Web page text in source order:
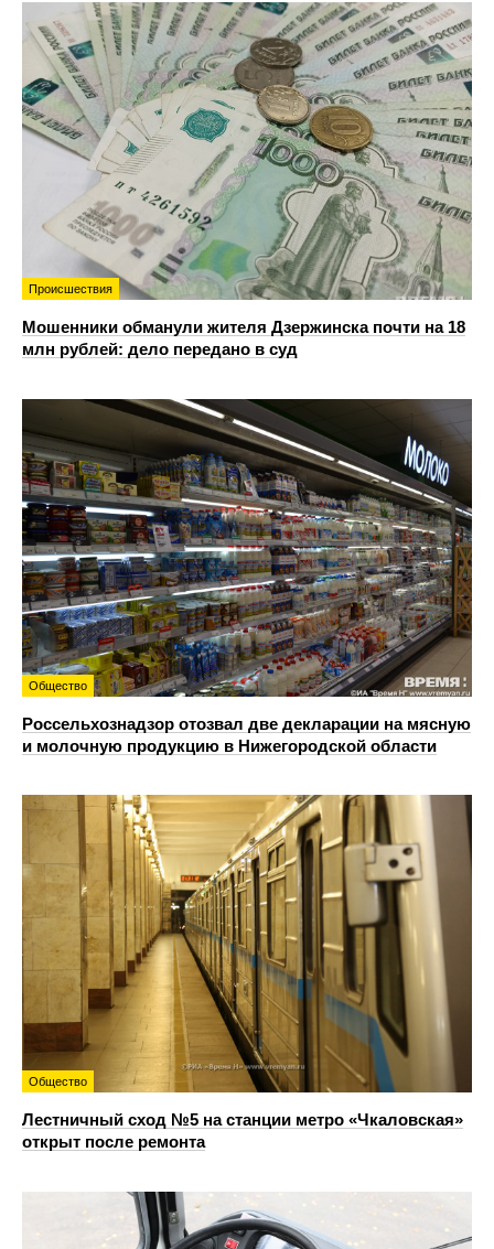
Происшествия
Мошенники обманули жителя Дзержинска почти на 18
млн рублей: дело передано в суд
Общество
Россельхознадзор отозвал две декларации на мясную
и молочную продукцию в Нижегородской области
Общество
Лестничный сход №5 на станции метро «Чкаловская»
открыт после ремонта